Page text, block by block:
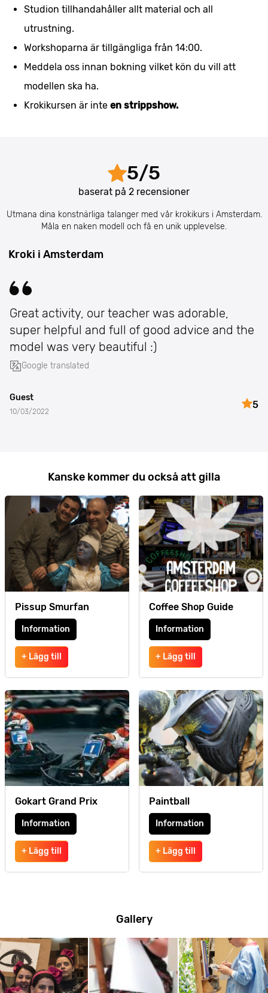
Studion tillhandahåller allt material och all
utrustning.
Workshoparna är tillgängliga från 14:00.
Meddela oss innan bokning vilket kön du vill att
modellen ska ha.
Krokikursen är inte en strippshow.
5/5
baserat på 2 recensioner
Utmana dina konstnärliga talanger med vår krokikurs i Amsterdam.
Måla en naken modell och få en unik upplevelse.
Kroki i Amsterdam
Great activity, our teacher was adorable,
super helpful and full of good advice and the
model was very beautiful :)
Google translated
Guest
10/03/2022
5
Kanske kommer du också att gilla
Pissup Smurfan
Information
+ Lägg till
Coffee Shop Guide
Information
+ Lägg till
Gokart Grand Prix
Information
+ Lägg till
Paintball
Information
+ Lägg till
Gallery